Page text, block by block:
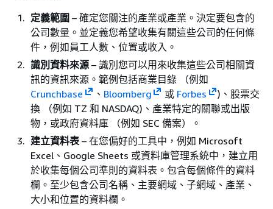
定義範圍 – 確定您關注的產業或產業。決定要包含的
公司數量。並定義您希望收集有關這些公司的任何條
件，例如員工人數、位置或收入。
識別資料來源 – 識別您可以用來收集這些公司相關資
訊的資訊來源。範例包括商業目錄 （例如
Crunchbase
、 Bloomberg 或 Forbes
)、股票交
換 （例如 TZ 和 NASDAQ)、產業特定的關聯或出版
物，或政府資料庫 （例如 SEC 備案）。
建立資料表– 在您偏好的工具中，例如 Microsoft
Excel、Google Sheets 或資料庫管理系統中，建立用
於收集每個公司準則的資料表。包含每個條件的資料
欄。至少包含公司名稱、主要網域、子網域、產業、
大小和位置的資料欄。